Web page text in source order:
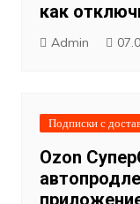
как
Admin
Подписки с
Ozon